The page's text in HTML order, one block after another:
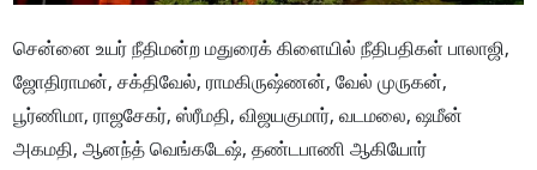
சென்னை உயர் நீதிமன்ற மதுரைக் கிளையில் நீதிபதிகள் பாலாஜி,
ஜோதிராமன், சக்திவேல், ராமகிருஷ்ணன், வேல் முருகன்,
பூர்ணிமா, ராஜசேகர், ஸ்ரீமதி, விஜயகுமார், வடமலை, ஷமீன்
அகமதி, ஆனந்த் வெங்கடேஷ், தண்டபாணி ஆகியோர்